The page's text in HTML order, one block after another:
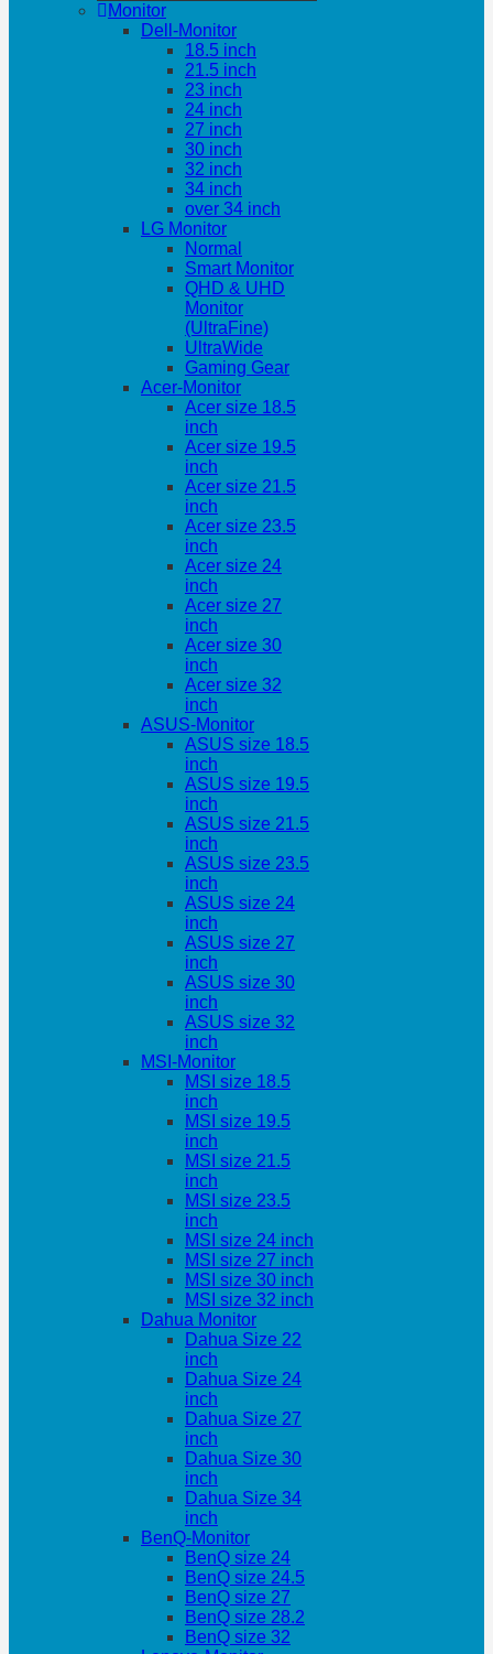
Monitor
Dell-Monitor
18.5 inch
21.5 inch
23 inch
24 inch
27 inch
30 inch
32 inch
34 inch
over 34 inch
LG Monitor
Normal
Smart Monitor
QHD & UHD
Monitor
(UltraFine)
UltraWide
Gaming Gear
Acer-Monitor
Acer size 18.5
inch
Acer size 19.5
inch
Acer size 21.5
inch
Acer size 23.5
inch
Acer size 24
inch
Acer size 27
inch
Acer size 30
inch
Acer size 32
inch
ASUS-Monitor
ASUS size 18.5
inch
ASUS size 19.5
inch
ASUS size 21.5
inch
ASUS size 23.5
inch
ASUS size 24
inch
ASUS size 27
inch
ASUS size 30
inch
ASUS size 32
inch
MSI-Monitor
MSI size 18.5
inch
MSI size 19.5
inch
MSI size 21.5
inch
MSI size 23.5
inch
MSI size 24 inch
MSI size 27 inch
MSI size 30 inch
MSI size 32 inch
Dahua Monitor
Dahua Size 22
inch
Dahua Size 24
inch
Dahua Size 27
inch
Dahua Size 30
inch
Dahua Size 34
inch
BenQ-Monitor
BenQ size 24
BenQ size 24.5
BenQ size 27
BenQ size 28.2
BenQ size 32